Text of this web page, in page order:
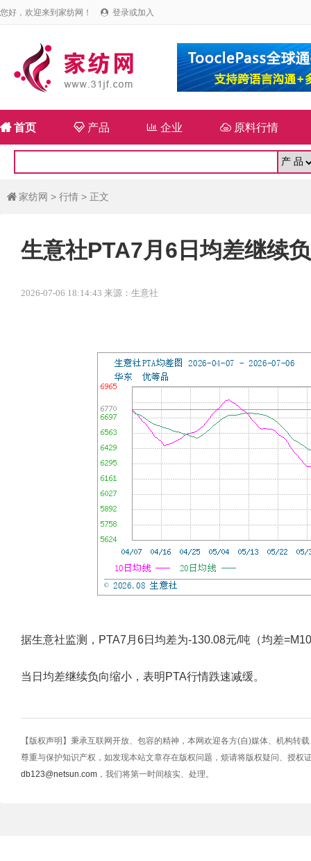
您好，欢迎来到家纺网！  登录或加入
首页 产品  企业 原料行情
 家纺网 > 行情 > 正文
生意社PTA7月6日均差继续
2026-07-06 18:14:43 来源：生意社
据生意社监测，PTA7月6日均差为-130.08元/吨（均差
当日均差继续负向缩小，表明PTA行情跌速减缓。
【版权声明】秉承互联网开放、包容的精神，本网欢迎各方(自)媒体、机构转
尊重与保护知识产权，如发现本站文章存在版权问题，烦请将版权疑问、授权
db123@netsun.com ，我们将第一时间核实、处理。